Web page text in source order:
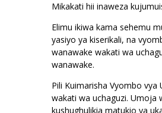
Mikakati hii inaweza
Elimu ikiwa kama sehemu
yasiyo ya kiserikali, na
wanawake wakati wa
wanawake.
Pili Kuimarisha Vyombo
wakati wa uchaguzi. Umoja
kushughulikia matukio ya